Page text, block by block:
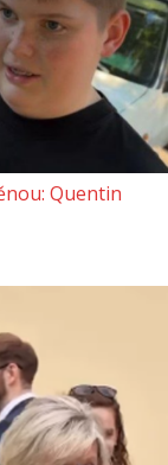
Quentin